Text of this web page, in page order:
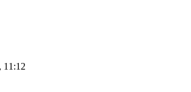
11:12